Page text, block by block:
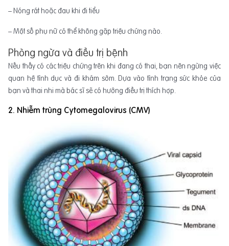
– Nóng rát hoặc đau khi đi tiểu
– Một số phụ nữ có thể không gặp triệu chứng nào.
Phòng ngừa và điều trị bệnh
Nếu thấy có các triệu chứng trên khi đang có thai, bạn nên ngừng việc
quan hệ tình dục và đi khám sớm. Dựa vào tình trạng sức khỏe của
bạn và thai nhi mà bác sĩ sẽ có hướng điều trị thích hợp.
2. Nhiễm trùng Cytomegalovirus (CMV)